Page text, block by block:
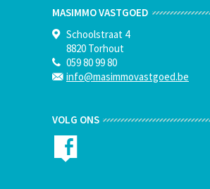
MASIMMO VASTGOED
Schoolstraat 4
8820 Torhout
059 80 99 80
info@masimmovastgoed.be
VOLG ONS